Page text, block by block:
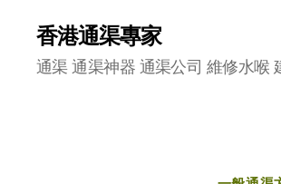
香港通渠專家
通渠 通渠神器 通渠公司 維修水喉